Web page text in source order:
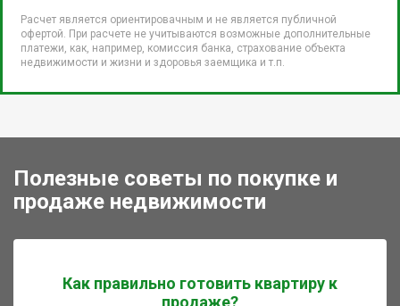
Расчет является ориентировачным и не является публичной
офертой. При расчете не учитываются возможные дополнительные
платежи, как, например, комиссия банка, страхование объекта
недвижимости и жизни и здоровья заемщика и т.п.
Полезные советы по покупке и
продаже недвижимости
Как правильно готовить квартиру к
продаже?